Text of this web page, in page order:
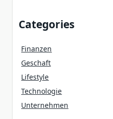
Categories
Finanzen
Geschaft
Lifestyle
Technologie
Unternehmen